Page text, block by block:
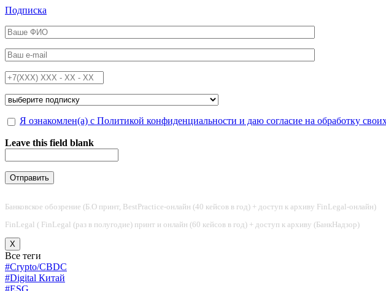
Перейти к основному содержанию
Подписка
ФИО*
Email*
Телефон*
Подписка на*
Обработка персональных данных*
Я ознакомлен(а) с Политикой конфиденциальности и даю согласие на обработку
Leave this field blank
Банковское обозрение (Б.О принт, BestPractice-онлайн (40 кейсов в год) + доступ к архиву FinLegal-онлайн)
FinLegal ( FinLegal (раз в полугодие) принт и онлайн (60 кейсов в год) + доступ к архиву (БанкНадзор)
X
Все теги
#Crypto/CBDC
#Digital Китай
#ESG